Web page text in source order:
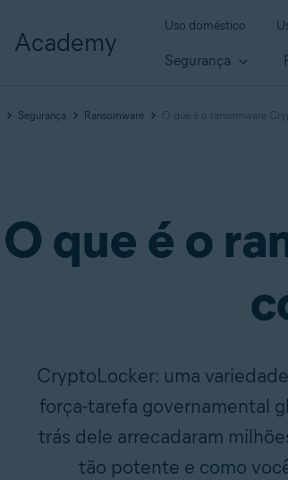
Academy
Uso doméstico
Segurança
Segurança Ransomware O que é o ransomware
O que é o
CryptoLocker: uma
força-tarefa governamental
trás dele arrecadaram
tão potente e como